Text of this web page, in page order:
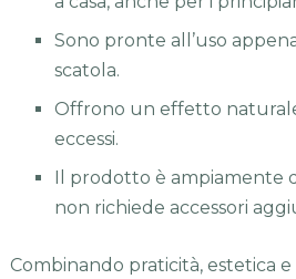
Sono pronte all’uso
scatola.
Offrono un effetto
eccessi.
Il prodotto è ampiamente
non richiede accessori
Combinando praticità, estetica